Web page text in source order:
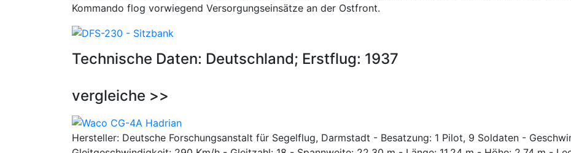
Kommando flog vorwiegend Versorgungseinsätze an der Ostfront.
Technische Daten: Deutschland; Erstflug: 1937
vergleiche >>
Hersteller: Deutsche Forschungsanstalt für Segelflug, Darmstadt - Besatzung: 1 Pilot, 9 Soldaten -